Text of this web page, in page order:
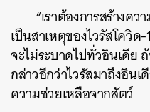
“เราต้องการสร้างค
เป็นสาเหตุของไวรัสโควิ
จะไม่ระบาดไปทั่วอินเดีย
กล่าวอีกว่าไวรัสมาถึงอินเ
ความช่วยเหลือจากสัตว์